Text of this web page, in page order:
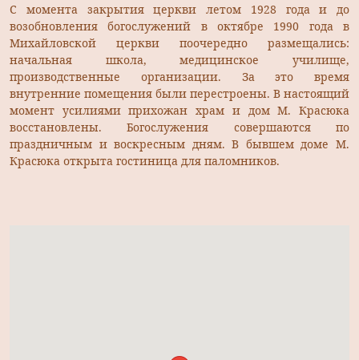
С момента закрытия церкви летом 1928 года и до
возобновления богослужений в октябре 1990 года в
Михайловской церкви поочередно размещались:
начальная школа, медицинское училище,
производственные организации. За это время
внутренние помещения были перестроены. В настоящий
момент усилиями прихожан храм и дом М. Красюка
восстановлены. Богослужения совершаются по
праздничным и воскресным дням. В бывшем доме М.
Красюка открыта гостиница для паломников.